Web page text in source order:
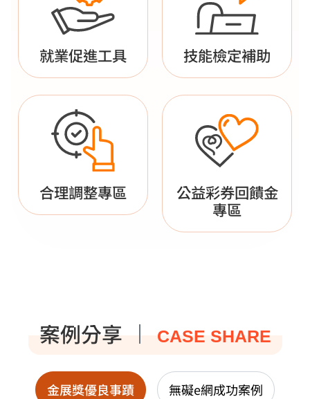
就業促進工具 技能檢定補助
合理調整專區
公益彩券回饋金
專區
案例分享 CASE SHARE
金展獎優良事蹟 無礙e網成功案例